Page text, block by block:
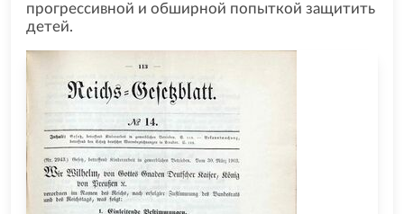
прогрессивной и обширной попыткой защитить
детей.